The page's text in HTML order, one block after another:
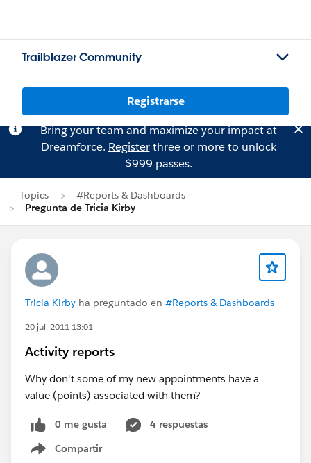
Trailblazer Community
Registrarse
Bring your team and maximize your impact at
Dreamforce. Registerthree or more to unlock
$999 passes.
Topics
#Reports & Dashboards
Pregunta de Tricia Kirby
Tricia Kirby ha preguntado en #Reports & Dashboards
20 jul. 2011 13:01
Activity reports
Why don't some of my new appointments have a
value (points) associated with them?
0 me gusta
4 respuestas
Compartir
Show menu